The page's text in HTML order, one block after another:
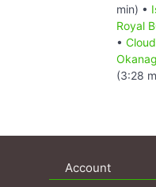
min) •
Royal
•
(3:28
Account